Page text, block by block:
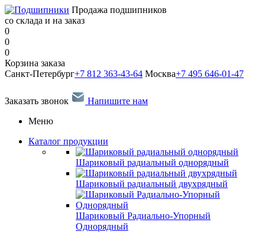
Продажа подшипников
со склада и на заказ
0
0
0
Корзина заказа
Санкт-Петербург+7 812 363-43-64 Москва+7 495 646-01-47
Заказать звонок
Напишите нам
Меню
Каталог продукции
Шариковый радиальный однорядный
Шариковый радиальный двухрядный
Шариковый Радиально-Упорный
Однорядный